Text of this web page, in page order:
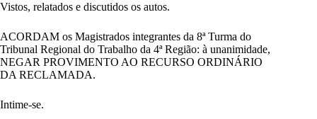
Vistos, relatados e discutidos os autos.
ACORDAM os Magistrados integrantes da 8ª Turma do
Tribunal Regional do Trabalho da 4ª Região: à unanimidade,
NEGAR PROVIMENTO AO RECURSO ORDINÁRIO
DA RECLAMADA.
Intime-se.